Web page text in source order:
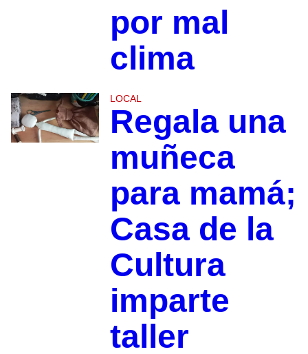
por mal
clima
LOCAL
Regala una
muñeca
para mamá;
Casa de la
Cultura
imparte
taller